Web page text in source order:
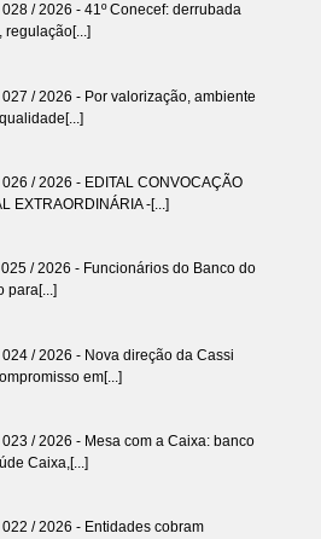
028 / 2026 - 41º Conecef: derrubada
regulação[...]
/ 2026 - Por valorização, ambiente
026 / 2026 - EDITAL CONVOCAÇÃO
EXTRAORDINÁRIA -[...]
025 / 2026 - Funcionários do Banco do
para[...]
/ 2026 - Nova direção da Cassi
em[...]
023 / 2026 - Mesa com a Caixa: banco
Caixa,[...]
022 / 2026 - Entidades cobram